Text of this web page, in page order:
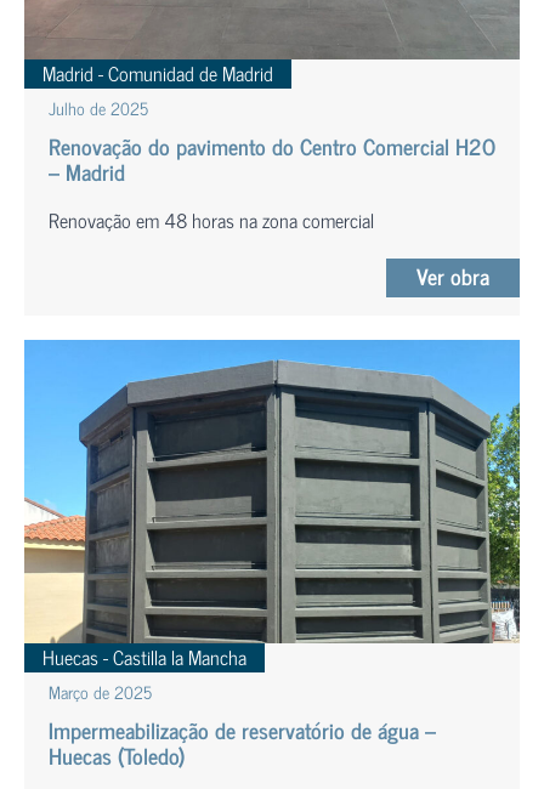
Madrid - Comunidad de Madrid
Julho de 2025
Renovação do pavimento do Centro Comercial H2O
– Madrid
Renovação em 48 horas na zona comercial
Ver obra
Huecas - Castilla la Mancha
Março de 2025
Impermeabilização de reservatório de água –
Huecas (Toledo)